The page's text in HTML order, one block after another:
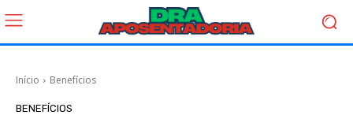
Início Benefícios
BENEFÍCIOS